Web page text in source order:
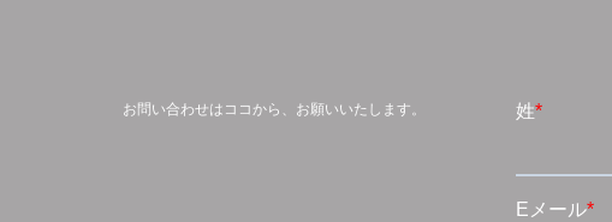
お問い合わせはココから、お願いいたします。